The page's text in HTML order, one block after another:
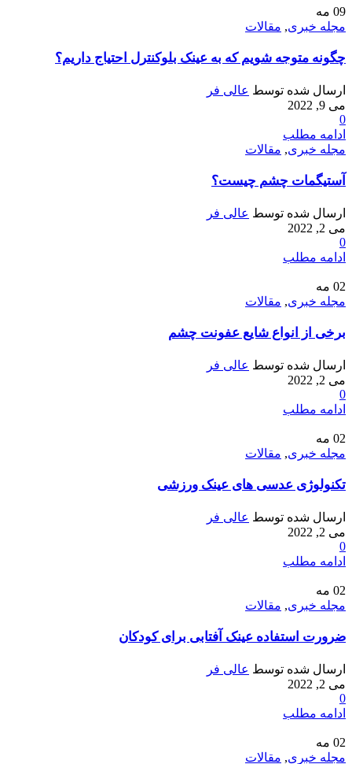
09 مه
مجله خبری, مقالات
چگونه متوجه شویم که به عینک بلوکنترل احتیاج داریم؟
ارسال شده توسط عالی فر
می 9, 2022
0
ادامه مطلب
مجله خبری, مقالات
آستیگمات چشم چیست؟
ارسال شده توسط عالی فر
می 2, 2022
0
ادامه مطلب
02 مه
مجله خبری, مقالات
برخی از انواع شایع عفونت چشم
ارسال شده توسط عالی فر
می 2, 2022
0
ادامه مطلب
02 مه
مجله خبری, مقالات
تکنولوژی عدسی های عینک ورزشی
ارسال شده توسط عالی فر
می 2, 2022
0
ادامه مطلب
02 مه
مجله خبری, مقالات
ضرورت استفاده عینک آفتابی برای کودکان
ارسال شده توسط عالی فر
می 2, 2022
0
ادامه مطلب
02 مه
مجله خبری, مقالات